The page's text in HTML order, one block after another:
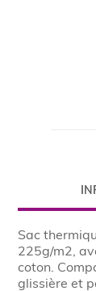
Sac
225g/m2,
coton.
glissière et